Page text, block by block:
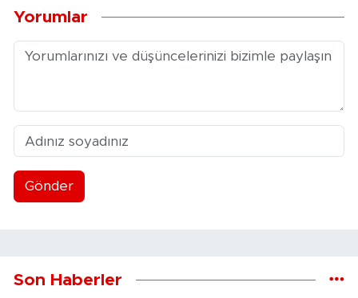
Yorumlar
Gönder
Son Haberler